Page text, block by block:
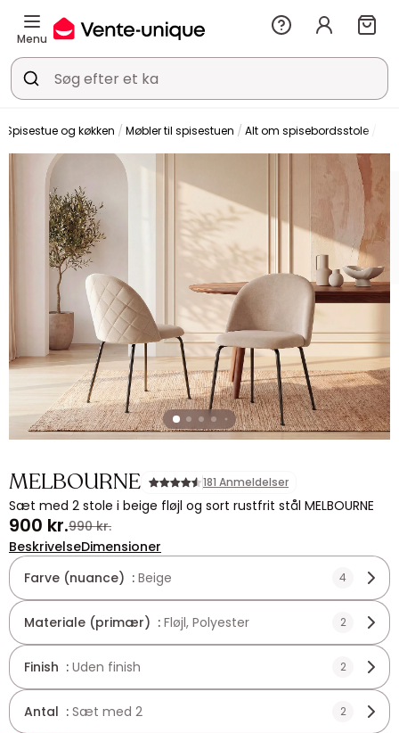
Menu
Spisestue og køkken Møbler til spisestuen Alt om spisebordsstole
MELBOURNE 181 Anmeldelser
Sæt med 2 stole i beige fløjl og sort rustfrit stål MELBOURNE
900 kr.990 kr.
BeskrivelseDimensioner
Farve (nuance) : Beige 4
Materiale (primær) : Fløjl, Polyester 2
Finish : Uden finish 2
Antal : Sæt med 2 2